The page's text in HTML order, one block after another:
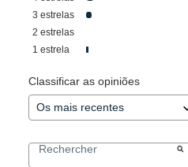
3 estrelas
2 estrelas
1 estrela
Classificar as opiniões